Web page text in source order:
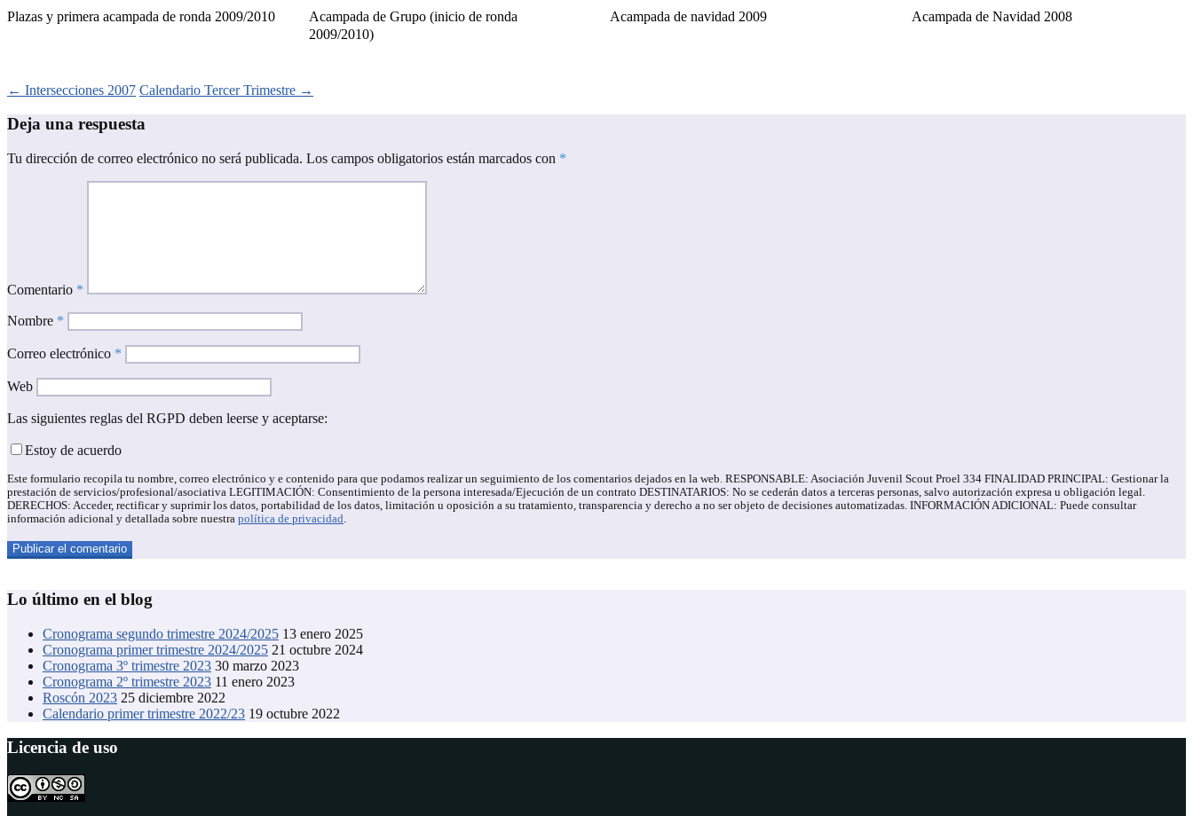
Plazas y primera acampada de ronda 2009/2010
Acampada de Grupo (inicio de ronda
2009/2010)
Acampada de navidad 2009 Acampada de Navidad 2008
Navegación
de
entradas
← Intersecciones 2007 Calendario Tercer Trimestre →
Deja una respuesta
Tu dirección de correo electrónico no será publicada. Los campos obligatorios están marcados con *
Comentario *
Nombre *
Correo electrónico *
Web
Las siguientes reglas del RGPD deben leerse y aceptarse:
Estoy de acuerdo
Este formulario recopila tu nombre, correo electrónico y e contenido para que podamos realizar un seguimiento de los comentarios dejados en la web. RESPONSABLE: Asociación Juvenil Scout Proel 334 FINALIDAD PRINCIPAL: Gestionar la
prestación de servicios/profesional/asociativa LEGITIMACIÓN: Consentimiento de la persona interesada/Ejecución de un contrato DESTINATARIOS: No se cederán datos a terceras personas, salvo autorización expresa u obligación legal.
DERECHOS: Acceder, rectificar y suprimir los datos, portabilidad de los datos, limitación u oposición a su tratamiento, transparencia y derecho a no ser objeto de decisiones automatizadas. INFORMACIÓN ADICIONAL: Puede consultar
información adicional y detallada sobre nuestra política de privacidad.
Lo último en el blog
Cronograma segundo trimestre 2024/2025 13 enero 2025
Cronograma primer trimestre 2024/2025 21 octubre 2024
Cronograma 3º trimestre 2023 30 marzo 2023
Cronograma 2º trimestre 2023 11 enero 2023
Roscón 2023 25 diciembre 2022
Calendario primer trimestre 2022/23 19 octubre 2022
Licencia de uso